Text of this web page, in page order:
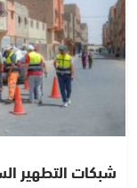
شبكات التطهير